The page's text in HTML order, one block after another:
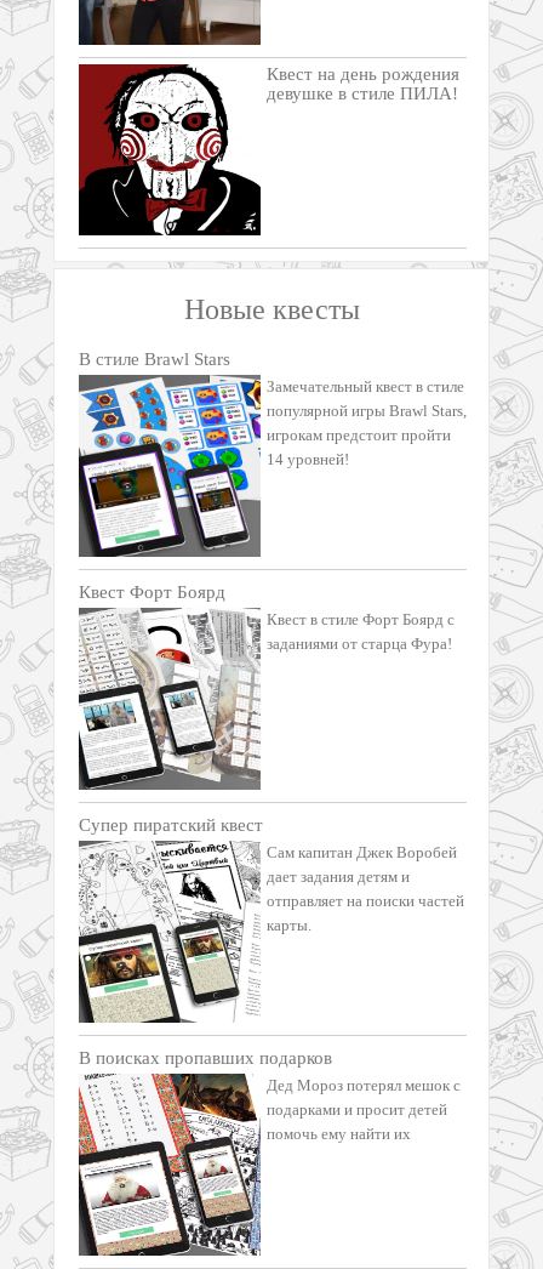
Квест на день рождения
девушке в стиле ПИЛА!
Новые квесты
В стиле Brawl Stars
Замечательный квест в стиле
популярной игры Brawl Stars,
игрокам предстоит пройти
14 уровней!
Квест Форт Боярд
Квест в стиле Форт Боярд с
заданиями от старца Фура!
Супер пиратский квест
Сам капитан Джек Воробей
дает задания детям и
отправляет на поиски частей
карты.
В поисках пропавших подарков
Дед Мороз потерял мешок с
подарками и просит детей
помочь ему найти их